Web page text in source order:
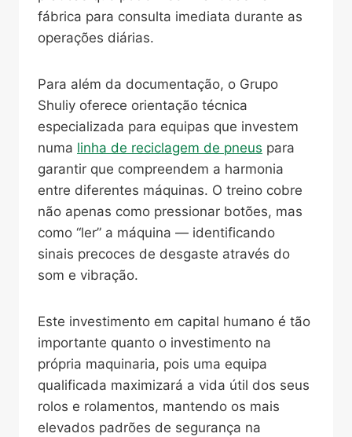
fábrica para consulta imediata durante as
operações diárias.
Para além da documentação, o Grupo
Shuliy oferece orientação técnica
especializada para equipas que investem
numa linha de reciclagem de pneus para
garantir que compreendem a harmonia
entre diferentes máquinas. O treino cobre
não apenas como pressionar botões, mas
como “ler” a máquina — identificando
sinais precoces de desgaste através do
som e vibração.
Este investimento em capital humano é tão
importante quanto o investimento na
própria maquinaria, pois uma equipa
qualificada maximizará a vida útil dos seus
rolos e rolamentos, mantendo os mais
elevados padrões de segurança na